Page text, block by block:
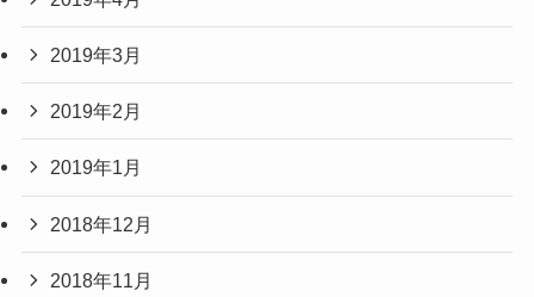
2019年3月
2019年2月
2019年1月
2018年12月
2018年11月